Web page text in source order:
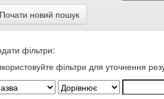
Почати новий пошук
фільтри:
фільтри для уточнення